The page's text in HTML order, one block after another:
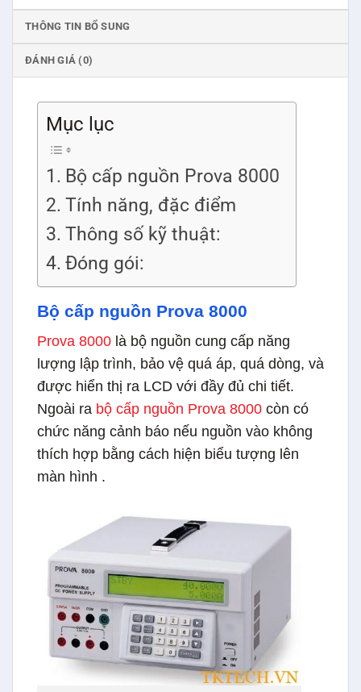
THÔNG TIN BỔ SUNG
ĐÁNH GIÁ (0)
Mục lục
Bộ cấp nguồn Prova 8000
Tính năng, đặc điểm
Thông số kỹ thuật:
Đóng gói:
Bộ cấp nguồn Prova 8000
Prova 8000 là bộ nguồn cung cấp năng
lượng lập trình, bảo vệ quá áp, quá dòng, và
được hiển thị ra LCD với đầy đủ chi tiết.
Ngoài ra bộ cấp nguồn Prova 8000 còn có
chức năng cảnh báo nếu nguồn vào không
thích hợp bằng cách hiện biểu tượng lên
màn hình .